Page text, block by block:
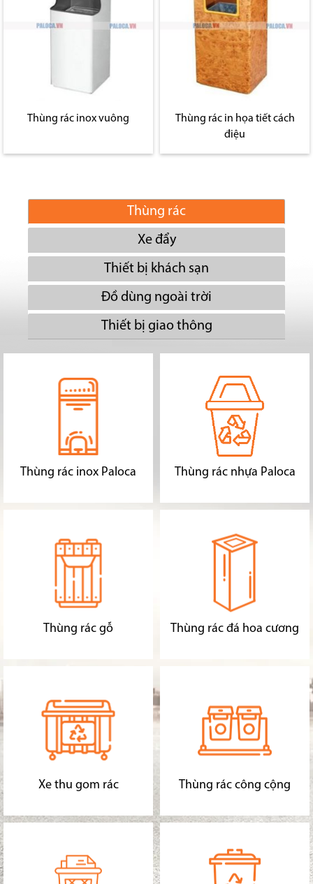
Thùng rác inox vuông
Thùng rác in họa tiết cách
điệu
Thùng rác
Xe đẩy
Thiết bị khách sạn
Đồ dùng ngoài trời
Thiết bị giao thông
Thùng rác inox Paloca Thùng rác nhựa Paloca
Thùng rác gỗ Thùng rác đá hoa cương
Xe thu gom rác Thùng rác công cộng